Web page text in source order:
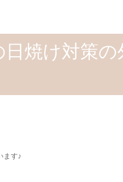
焼け対策
ます♪